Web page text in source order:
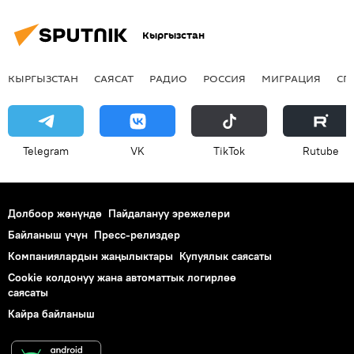
Кыргызстан
КЫРГЫЗСТАН САЯСАТ РАДИО РОССИЯ МИГРАЦИЯ
Telegram VK ТikТоk Rutube
Долбоор жөнүндө Пайдалануу эрежелери
Байланыш үчүн Пресс-релиздер
Компаниялардын жаңылыктары Купуялык саясаты
Cookie колдонуу жана автоматтык логирлөө
саясаты
Кайра байланыш